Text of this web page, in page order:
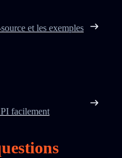
et les exemples
facilement